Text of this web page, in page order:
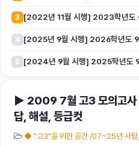
3 [2022년 11월 시행] 2023학년도
4 [2025년 9월 시행] 2026학년도 9
5 [2024년 9월 시행] 2025학년도 9
▶ 2009 7월 고3 모의고사
답, 해설, 등급컷
◆ "고3"을 위한 공간 /07~25년 사탐,